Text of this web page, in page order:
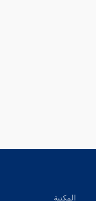
المكتبة